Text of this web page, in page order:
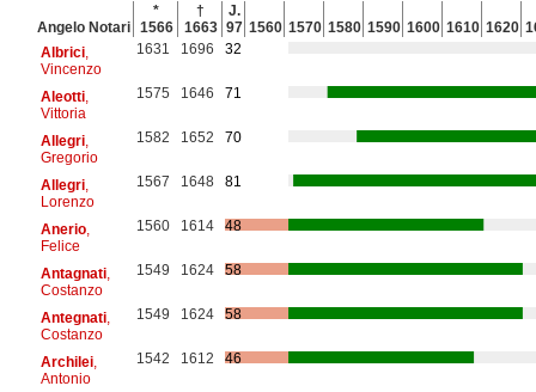
Angelo Notari
*
1566
†
1663
J.
97 1560 1570 1580 1590 1600 1610 1620
Albrici,
Vincenzo
1631 1696 32
Aleotti,
Vittoria
1575 1646 71
Allegri,
Gregorio
1582 1652 70
Allegri,
Lorenzo
1567 1648 81
Anerio,
Felice
1560 1614 48
Antagnati,
Costanzo
1549 1624 58
Antegnati,
Costanzo
1549 1624 58
Archilei,
Antonio
1542 1612 46